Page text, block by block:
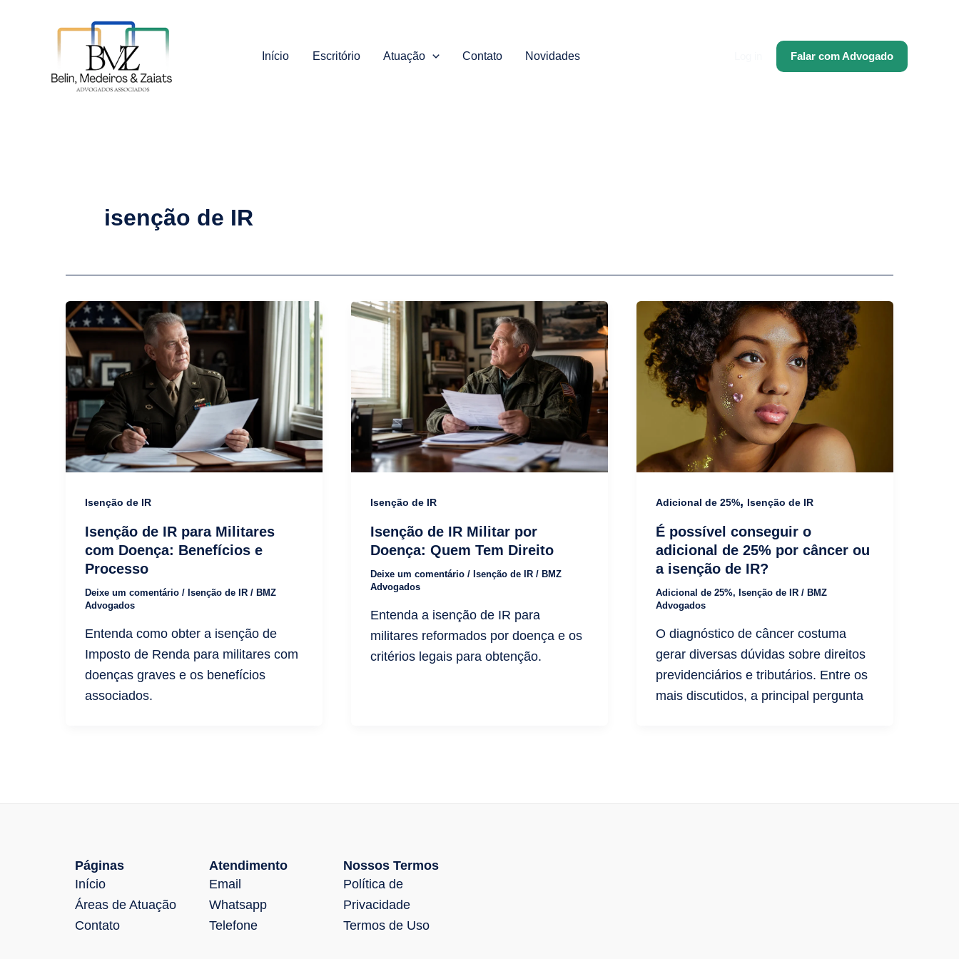
conteúdo
Início Escritório Atuação Contato Novidades Falar com Advogado
isenção de IR
Isenção de IR
Isenção de IR para Militares
com Doença: Benefícios e
Processo
Deixe um comentário / Isenção de IR / BMZ
Advogados
Entenda como obter a isenção de
Imposto de Renda para militares com
doenças graves e os benefícios
associados.
Isenção de IR
Isenção de IR Militar por
Doença: Quem Tem Direito
Deixe um comentário / Isenção de IR/ BMZ
Advogados
Entenda a isenção de IR para
militares reformados por doença e os
critérios legais para obtenção.
Adicional de 25%, Isenção de IR
É possível conseguir o
adicional de 25% por câncer ou
a isenção de IR?
Adicional de 25%, Isenção de IR/ BMZ
Advogados
O diagnóstico de câncer costuma
gerar diversas dúvidas sobre direitos
previdenciários e tributários. Entre os
mais discutidos, a principal pergunta
Páginas
Início
Áreas de Atuação
Contato
Atendimento
Email
Whatsapp
Telefone
Nossos Termos
Política de
Privacidade
Termos de Uso